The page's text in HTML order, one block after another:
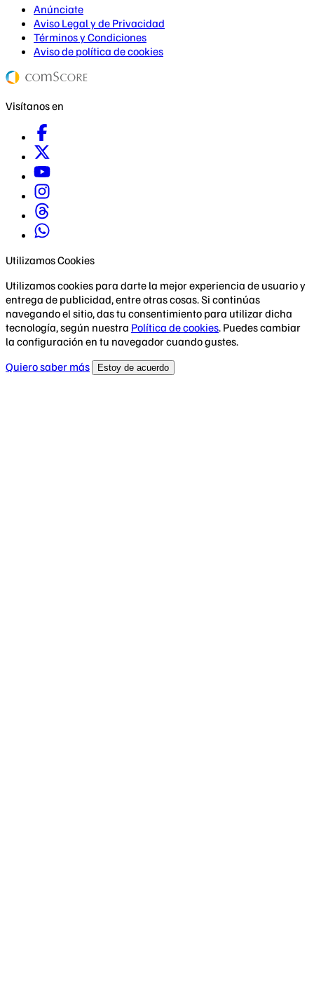
Anúnciate
Aviso Legal y de Privacidad
Términos y Condiciones
Aviso de política de cookies
Visítanos en
Utilizamos Cookies
Utilizamos cookies para darte la mejor experiencia de usuario y
entrega de publicidad, entre otras cosas. Si continúas
navegando el sitio, das tu consentimiento para utilizar dicha
tecnología, según nuestra Política de cookies. Puedes cambiar
la configuración en tu navegador cuando gustes.
Quiero saber más
Estoy de acuerdo